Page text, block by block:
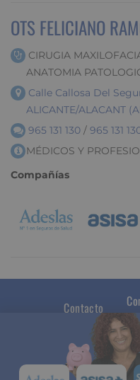
OTS FELICIANO
CIRUGIA
ANATOMIA
Calle Callosa Del
ALICANTE/ALACANT
965 131 130 / 965 131
MÉDICOS Y
Compañías
Contacto